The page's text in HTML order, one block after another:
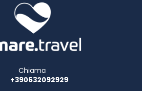
express check-in. A roundtrip
train station pick-up service are
charge.
Chiama
+390632092929